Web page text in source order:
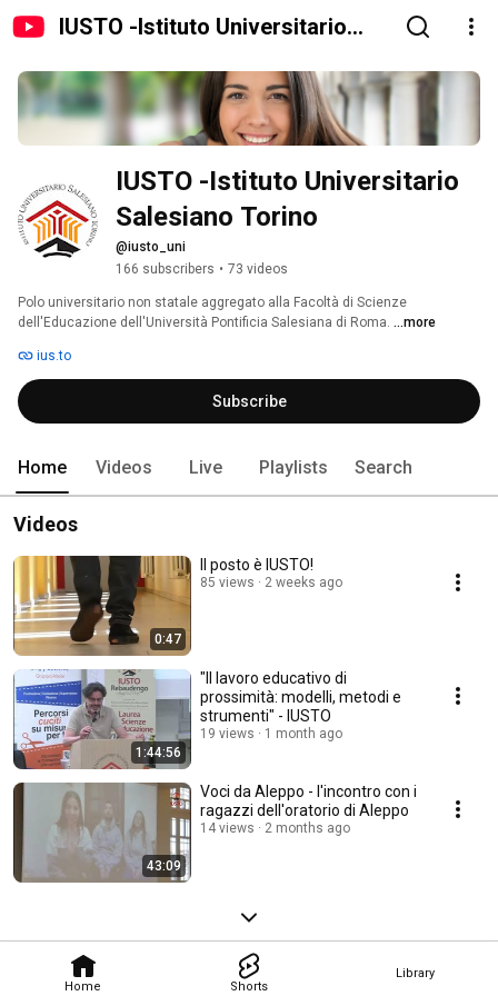
IUSTO -Istituto Universitario
Home Shorts
Library
IUSTO -Istituto Universitario
Salesiano Torino
@iusto_uni
166 subscribers • 73 videos
Polo universitario non statale aggregato alla Facoltà di Scienze
dell'Educazione dell'Università Pontificia Salesiana di Roma. ...more
ius.to
Subscribe
Home Videos Live Playlists Search
Videos
0:47
Il posto è IUSTO!
85 views 2 weeks ago
1:44:56
"Il lavoro educativo di
prossimità: modelli, metodi e
strumenti" - IUSTO
19 views 1 month ago
43:09
Voci da Aleppo - l'incontro con i
ragazzi dell'oratorio di Aleppo
14 views 2 months ago